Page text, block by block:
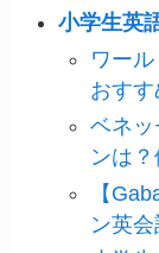
小学生英
ワー
おす
ベネッ
ンは
【
ン英